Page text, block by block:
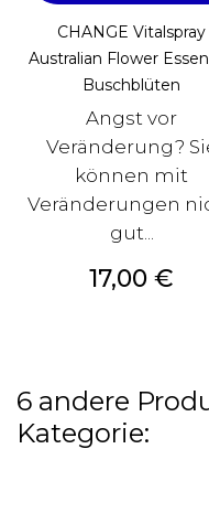
CHANGE Vitalspray
Australian Flower
Buschblüten
Angst vor
Veränderung?
können mit
Veränderungen
gut...
Preis
17,00 €
6 andere
Kategorie: